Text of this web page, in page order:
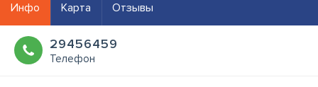
Инфо Карта Отзывы
29456459
Телефон